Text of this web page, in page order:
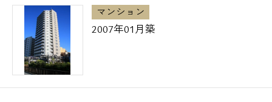
また、数多くの物件を弊社ご案内特典とし
て、
仲介手数料無料や仲介手数料半額にて、
ご紹介可能で御座います。
（仲介手数料の有無はご相談下さいませ）
マンション
2007年01月築